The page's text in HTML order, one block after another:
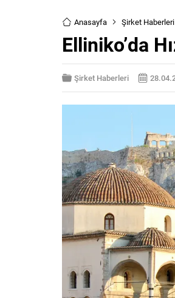
Anasayfa Şirket Haberleri
Elliniko’da
Şirket Haberleri